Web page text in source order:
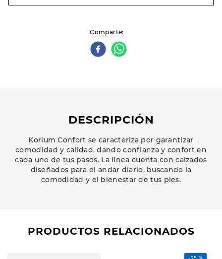
Comparte
DESCRIPCIÓN
Korium Confort se caracteriza por garantizar
comodidad y calidad, dando confianza y confort en
cada uno de tus pasos. La línea cuenta con calzados
diseñados para el andar diario, buscando la
comodidad y el bienestar de tus pies.
PRODUCTOS RELACIONADOS